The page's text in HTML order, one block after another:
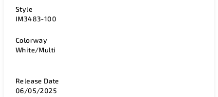
Style
IM3483-100
Colorway
White/Multi
Release Date
06/05/2025